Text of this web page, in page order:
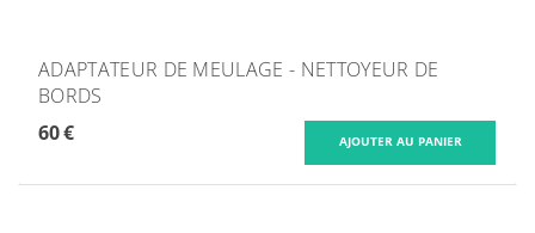
ADAPTATEUR DE MEULAGE - NETTOYEUR DE
BORDS
60 €